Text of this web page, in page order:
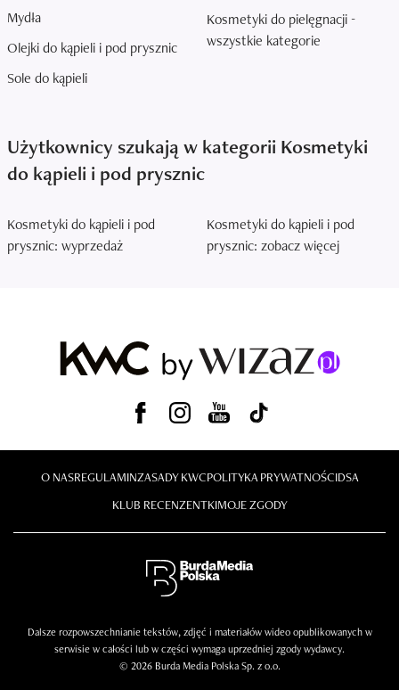
Mydła
Olejki do kąpieli i pod prysznic
Sole do kąpieli
Kosmetyki do pielęgnacji -
wszystkie kategorie
Użytkownicy szukają w kategorii Kosmetyki
do kąpieli i pod prysznic
Kosmetyki do kąpieli i pod
prysznic: wyprzedaż
Kosmetyki do kąpieli i pod
prysznic: zobacz więcej
O NASREGULAMINZASADY KWCPOLITYKA PRYWATNOŚCIDSA
KLUB RECENZENTKIMOJE ZGODY
Dalsze rozpowszechnianie tekstów, zdjęć i materiałów wideo opublikowanych w
serwisie w całości lub w części wymaga uprzedniej zgody wydawcy.
© 2026 Burda Media Polska Sp. z o.o.